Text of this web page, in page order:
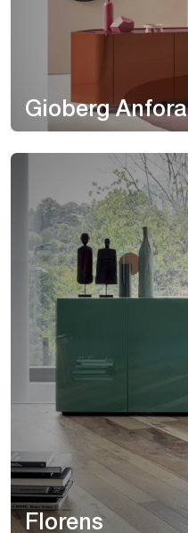
Gioberg Anfora
Florens